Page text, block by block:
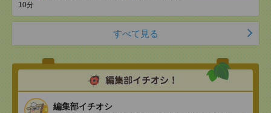
10分
すべて見る
編集部イチオシ